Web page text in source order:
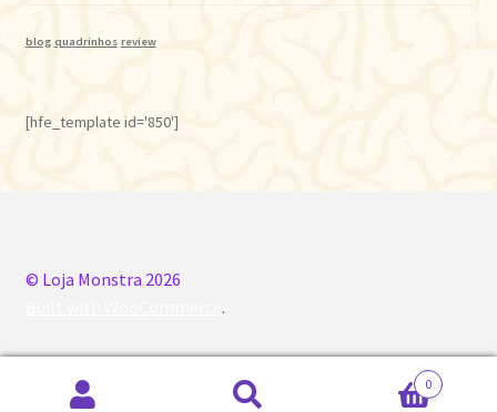
blog quadrinhos review
[hfe_template id='850']
© Loja Monstra 2026
.
0